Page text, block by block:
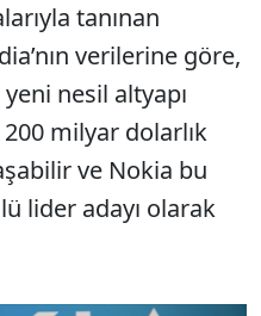
tanınan
verilerine göre,
nesil altyapı
200 milyar dolarlık
ve Nokia bu
lider adayı olarak